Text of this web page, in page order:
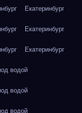
Екатеринбург
Екатеринбург
Екатеринбург
водой
водой
водой